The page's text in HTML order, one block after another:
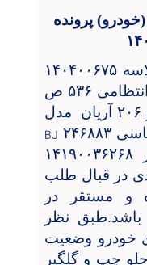
پرونده
به موجب پرونده اجرائی کلاسه ۱۴۰۴۰۰۶۷۵
یک دستگاه خودرو بشماره انتظامی ۵۳۶ ص
مدل
۲۴۶۸۸۳ BJ
شماره موتور ۱۴۱۹۰۰۳۶۲۶۸
در قبال طلب
و مستقر در
نظر
خودرو وضعیت
چپ و گلگیر